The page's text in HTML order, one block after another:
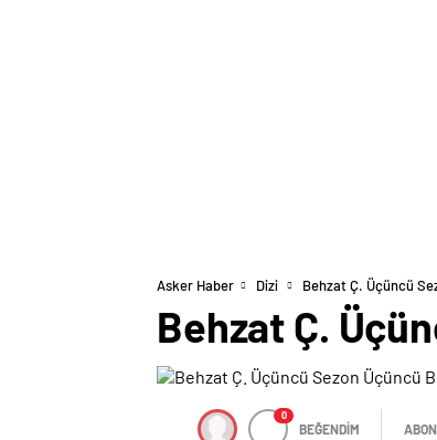
Asker Haber Dizi Behzat Ç. Üçüncü
Behzat Ç.
0
BEĞENDİM